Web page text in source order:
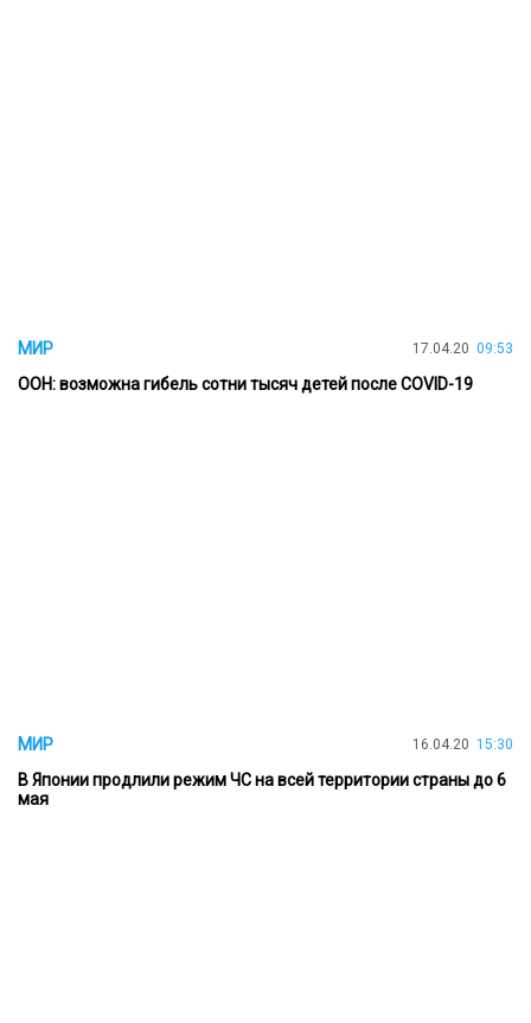
МИР 17.04.20 09:53
ООН: возможна гибель сотни тысяч детей после COVID-19
МИР 16.04.20 15:30
В Японии продлили режим ЧС на всей территории страны до 6
мая